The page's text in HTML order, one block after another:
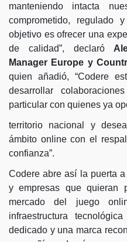
manteniendo intacta
comprometido, regulado
objetivo es ofrecer una
de calidad”, declaró
Manager Europe y
quien añadió, “Codere
desarrollar
particular con quienes ya
territorio nacional y
ámbito online con el
confianza”.
Codere abre así la puerta
y empresas que quieran
mercado del juego
infraestructura
dedicado y una marca